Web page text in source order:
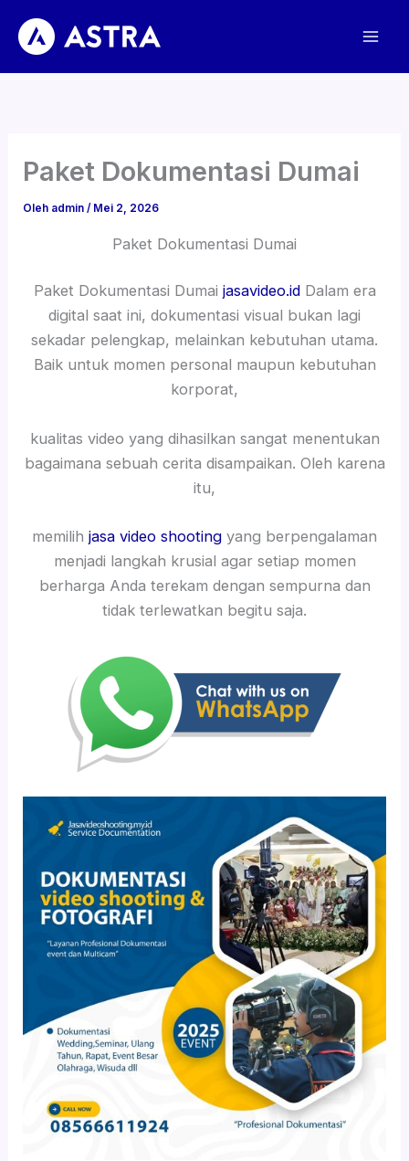
konten
Paket Dokumentasi Dumai
Oleh admin/ Mei 2, 2026
Paket Dokumentasi Dumai
Paket Dokumentasi Dumai jasavideo.idDalam era
digital saat ini, dokumentasi visual bukan lagi
sekadar pelengkap, melainkan kebutuhan utama.
Baik untuk momen personal maupun kebutuhan
korporat,
kualitas video yang dihasilkan sangat menentukan
bagaimana sebuah cerita disampaikan. Oleh karena
itu,
memilih jasa video shooting yang berpengalaman
menjadi langkah krusial agar setiap momen
berharga Anda terekam dengan sempurna dan
tidak terlewatkan begitu saja.